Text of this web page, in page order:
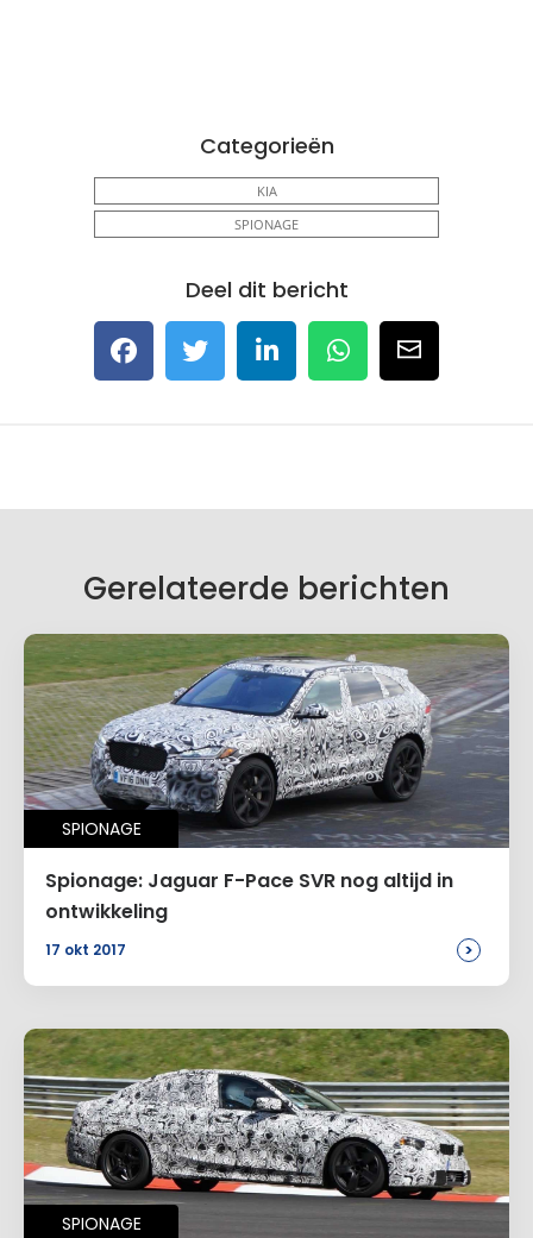
Categorieën
KIA
SPIONAGE
Deel dit bericht
Gerelateerde berichten
SPIONAGE
Spionage: Jaguar F-Pace SVR nog altijd in
ontwikkeling
17 okt 2017 >
SPIONAGE